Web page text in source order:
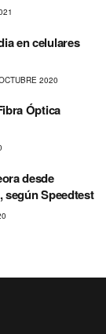
en celulares
2020
Óptica
desde
según Speedtest